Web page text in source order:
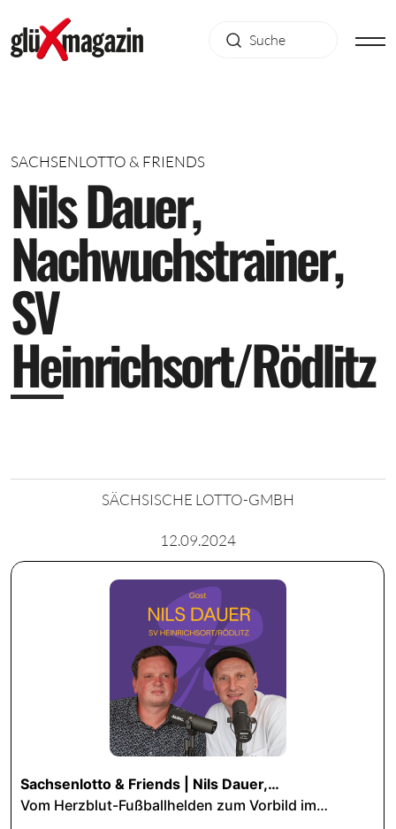
SACHSENLOTTO & FRIENDS
NilsDauer,
Nachwuchstrainer,
SV
Heinrichsort/Rödlitz
SÄCHSISCHE LOTTO-GMBH
12.09.2024